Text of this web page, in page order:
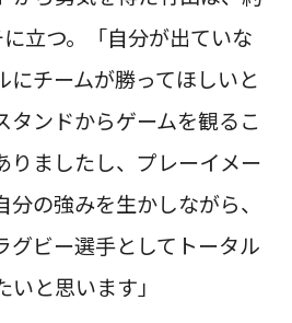
立つ。「自分が出ていな
にチームが勝ってほしいと
タンドからゲームを観るこ
りましたし、プレーイメー
の強みを生かしながら、
グビー選手としてトータル
と思います」